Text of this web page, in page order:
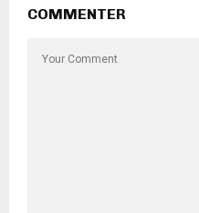
COMMENTER